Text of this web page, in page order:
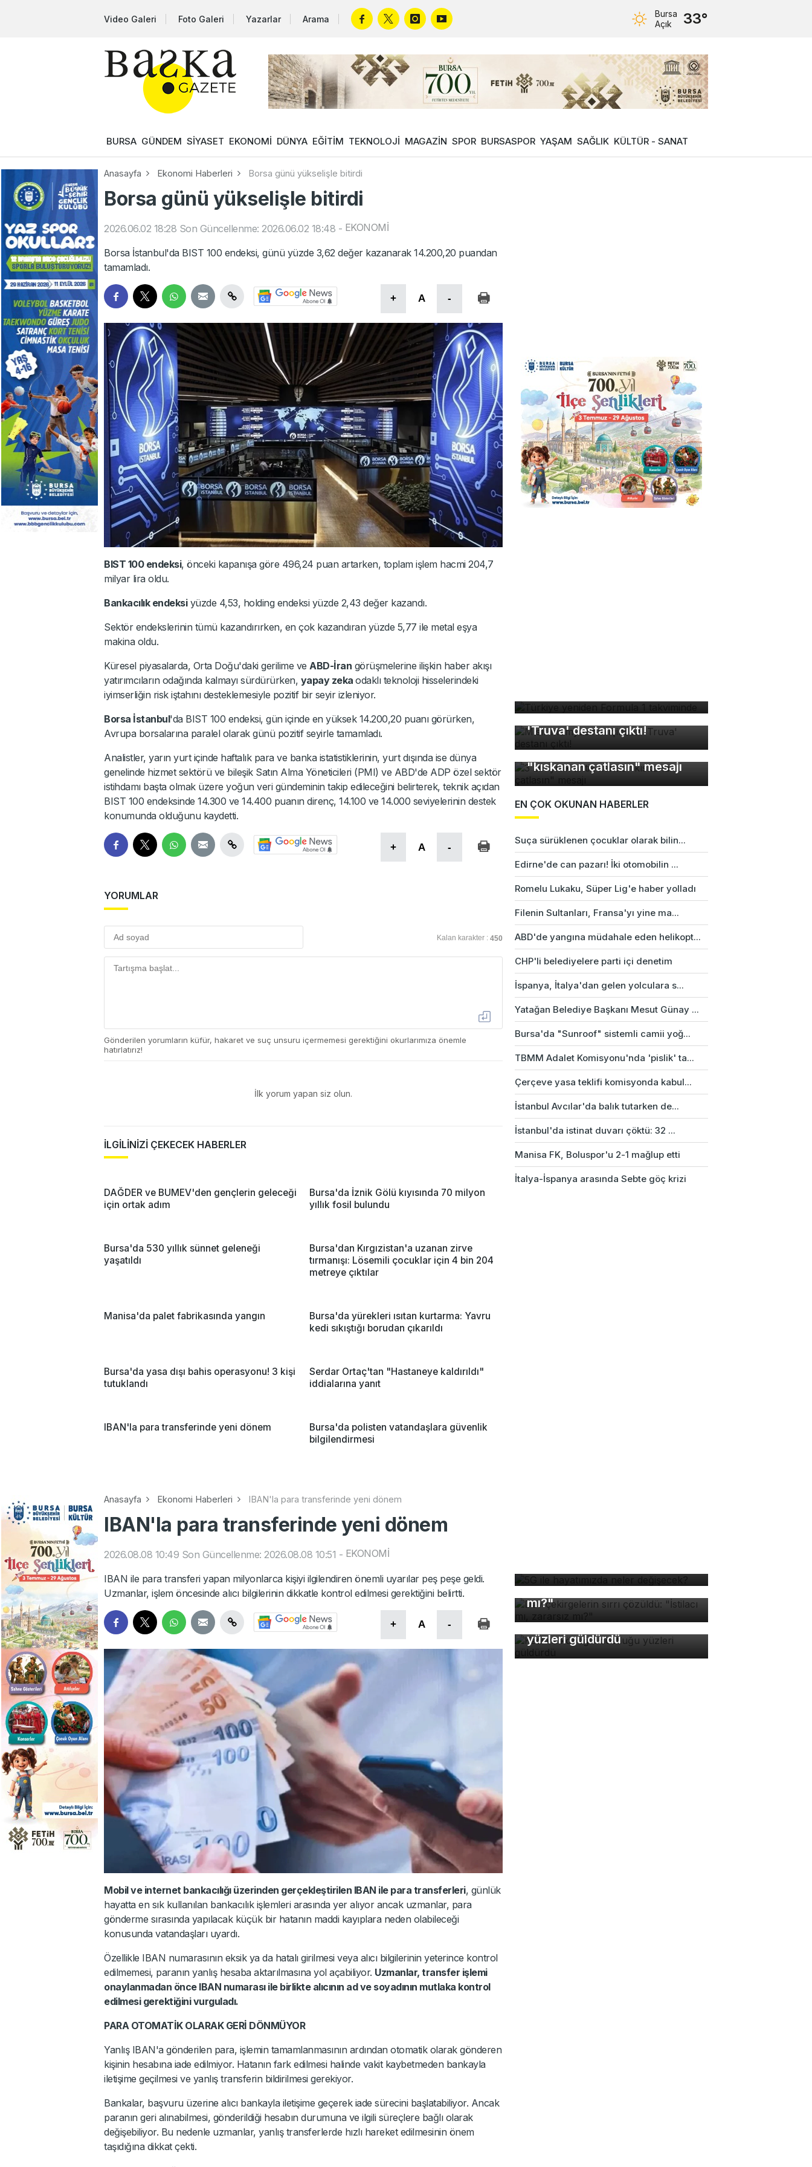
Video Galeri Foto Galeri Yazarlar Arama
Bursa
Açık
33°
BURSA GÜNDEM SİYASET EKONOMİ DÜNYA EĞİTİM TEKNOLOJİ MAGAZİN SPOR BURSASPOR YAŞAM SAĞLIK KÜLTÜR - SANAT
Anasayfa Ekonomi Haberleri Borsa günü yükselişle bitirdi
Borsa günü yükselişle bitirdi
2026.06.02 18:28 Son Güncellenme: 2026.06.02 18:48 - EKONOMİ
Borsa İstanbul'da BIST 100 endeksi, günü yüzde 3,62 değer kazanarak 14.200,20 puandan
tamamladı.
+ A -
BIST 100 endeksi, önceki kapanışa göre 496,24 puan artarken, toplam işlem hacmi 204,7
milyar lira oldu.
Bankacılık endeksiyüzde 4,53, holding endeksi yüzde 2,43 değer kazandı.
Sektör endekslerinin tümü kazandırırken, en çok kazandıran yüzde 5,77 ile metal eşya
makina oldu.
Küresel piyasalarda, Orta Doğu'daki gerilime ve ABD-İran görüşmelerine ilişkin haber akışı
yatırımcıların odağında kalmayı sürdürürken, yapay zeka odaklı teknoloji hisselerindeki
iyimserliğin risk iştahını desteklemesiyle pozitif bir seyir izleniyor.
Borsa İstanbul'da BIST 100 endeksi, gün içinde en yüksek 14.200,20 puanı görürken,
Avrupa borsalarına paralel olarak günü pozitif seyirle tamamladı.
Analistler, yarın yurt içinde haftalık para ve banka istatistiklerinin, yurt dışında ise dünya
genelinde hizmet sektörü ve bileşik Satın Alma Yöneticileri (PMI) ve ABD'de ADP özel sektör
istihdamı başta olmak üzere yoğun veri gündeminin takip edileceğini belirterek, teknik açıdan
BIST 100 endeksinde 14.300 ve 14.400 puanın direnç, 14.100 ve 14.000 seviyelerinin destek
konumunda olduğunu kaydetti.
+ A -
YORUMLAR
Kalan karakter : 450
Gönderilen yorumların küfür, hakaret ve suç unsuru içermemesi gerektiğini okurlarımıza önemle
hatırlatırız!
İlk yorum yapan siz olun.
İLGİLİNİZİ ÇEKECEK HABERLER
DAĞDER ve BUMEV'den gençlerin geleceği
için ortak adım
Bursa'da İznik Gölü kıyısında 70 milyon
yıllık fosil bulundu
Bursa'da 530 yıllık sünnet geleneği
yaşatıldı
Bursa'dan Kırgızistan'a uzanan zirve
tırmanışı: Lösemili çocuklar için 4 bin 204
metreye çıktılar
Manisa'da palet fabrikasında yangın
Bursa'da yürekleri ısıtan kurtarma: Yavru
kedi sıkıştığı borudan çıkarıldı
Bursa'da yasa dışı bahis operasyonu! 3 kişi
tutuklandı
Serdar Ortaç'tan "Hastaneye kaldırıldı"
iddialarına yanıt
IBAN'la para transferinde yeni dönem
Bursa'da polisten vatandaşlara güvenlik
bilgilendirmesi
Mısır mumyasının içinden
'Truva' destanı çıktı!
3 bin yıllık antik kentte
"kıskanan çatlasın" mesajı
EN ÇOK OKUNAN HABERLER
Suça sürüklenen çocuklar olarak bilin...
Edirne'de can pazarı! İki otomobilin ...
Romelu Lukaku, Süper Lig'e haber yolladı
Filenin Sultanları, Fransa'yı yine ma...
ABD'de yangına müdahale eden helikopt...
CHP'li belediyelere parti içi denetim
İspanya, İtalya'dan gelen yolculara s...
Yatağan Belediye Başkanı Mesut Günay ...
Bursa'da "Sunroof" sistemli camii yoğ...
TBMM Adalet Komisyonu'nda 'pislik' ta...
Çerçeve yasa teklifi komisyonda kabul...
İstanbul Avcılar'da balık tutarken de...
İstanbul'da istinat duvarı çöktü: 32 ...
Manisa FK, Boluspor'u 2-1 mağlup etti
İtalya-İspanya arasında Sebte göç krizi
Anasayfa Ekonomi Haberleri IBAN'la para transferinde yeni dönem
IBAN'la para transferinde yeni dönem
2026.08.08 10:49 Son Güncellenme: 2026.08.08 10:51 - EKONOMİ
IBAN ile para transferi yapan milyonlarca kişiyi ilgilendiren önemli uyarılar peş peşe geldi.
Uzmanlar, işlem öncesinde alıcı bilgilerinin dikkatle kontrol edilmesi gerektiğini belirtti.
+ A -
Mobil ve internet bankacılığı üzerinden gerçekleştirilen IBAN ile para transferleri, günlük
hayatta en sık kullanılan bankacılık işlemleri arasında yer alıyor ancak uzmanlar, para
gönderme sırasında yapılacak küçük bir hatanın maddi kayıplara neden olabileceği
konusunda vatandaşları uyardı.
Özellikle IBAN numarasının eksik ya da hatalı girilmesi veya alıcı bilgilerinin yeterince kontrol
edilmemesi, paranın yanlış hesaba aktarılmasına yol açabiliyor. Uzmanlar, transfer işlemi
onaylanmadan önce IBAN numarası ile birlikte alıcının ad ve soyadının mutlaka kontrol
edilmesi gerektiğini vurguladı.
PARA OTOMATİK OLARAK GERİ DÖNMÜYOR
Yanlış IBAN'a gönderilen para, işlemin tamamlanmasının ardından otomatik olarak gönderen
kişinin hesabına iade edilmiyor. Hatanın fark edilmesi halinde vakit kaybetmeden bankayla
iletişime geçilmesi ve yanlış transferin bildirilmesi gerekiyor.
Bankalar, başvuru üzerine alıcı bankayla iletişime geçerek iade sürecini başlatabiliyor. Ancak
paranın geri alınabilmesi, gönderildiği hesabın durumuna ve ilgili süreçlere bağlı olarak
değişebiliyor. Bu nedenle uzmanlar, yanlış transferlerde hızlı hareket edilmesinin önem
taşıdığına dikkat çekti.
Dev çekirgelerin sırrı
çözüldü: "İstilacı mı, zararsız
mı?"
Kedi ve köpeğin dostluğu
yüzleri güldürdü